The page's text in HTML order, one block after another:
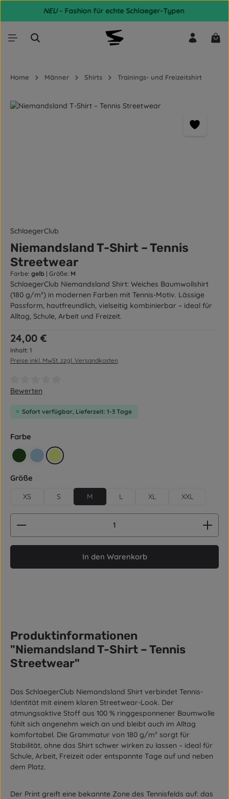
Zum Hauptinhalt springen
NEU- Fashion für echte Schlaeger-Typen
Home Männer Shirts Trainings- und Freizeitshirt
Bildergalerie überspringen
SchlaegerClub
Niemandsland T-Shirt – Tennis
Streetwear
Farbe: gelb | Größe: M
SchlaegerClub Niemandsland Shirt: Weiches Baumwollshirt
(180 g/m²) in modernen Farben mit Tennis-Motiv. Lässige
Passform, hautfreundlich, vielseitig kombinierbar – ideal für
Alltag, Schule, Arbeit und Freizeit.
Regulärer Preis:
24,00 €
Inhalt: 1
Preise inkl. MwSt. zzgl. Versandkosten
Durchschnittliche Bewertung von 0 von 5 Sternen
Bewerten
Sofort verfügbar, Lieferzeit: 1-3 Tage
Farbe
retro grün
hellblau
gelb
Größe
XS S M L XL XXL
Produkt Anzahl: Gib den gewünschten Wert
In den Warenkorb
Produktinformationen
"Niemandsland T-Shirt – Tennis
Streetwear"
Das SchlaegerClub Niemandsland Shirt verbindet Tennis-
Identität mit einem klaren Streetwear-Look. Der
atmungsaktive Stoff aus 100 % ringgesponnener Baumwolle
fühlt sich angenehm weich an und bleibt auch im Alltag
komfortabel. Die Grammatur von 180 g/m² sorgt für
Stabilität, ohne das Shirt schwer wirken zu lassen – ideal für
Schule, Arbeit, Freizeit oder entspannte Tage auf und neben
dem Platz.
Der Print greift eine bekannte Zone des Tennisfelds auf: das